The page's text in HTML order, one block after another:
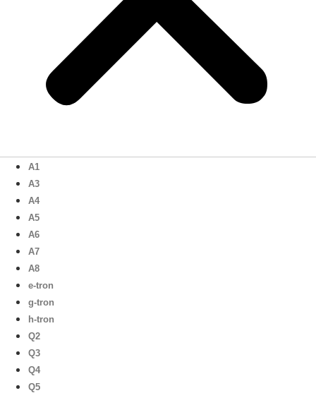
A1
A3
A4
A5
A6
A7
A8
e-tron
g-tron
h-tron
Q2
Q3
Q4
Q5